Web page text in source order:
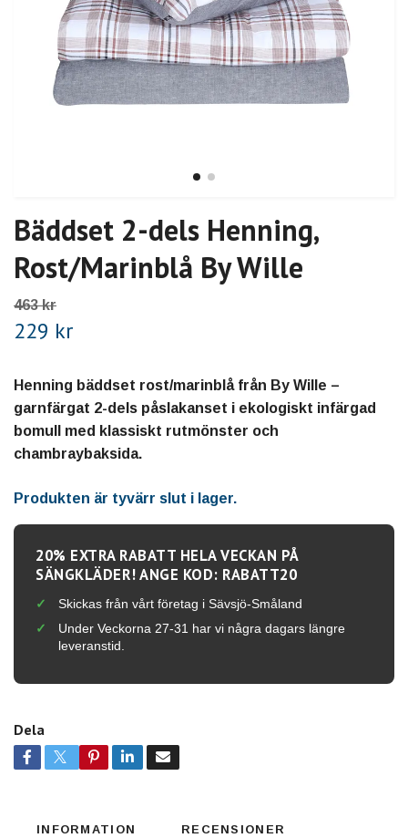
Bäddset 2-dels Henning,
Rost/Marinblå By Wille
463 kr
229 kr
Henning bäddset rost/marinblå från By Wille –
garnfärgat 2-dels påslakanset i ekologiskt infärgad
bomull med klassiskt rutmönster och
chambraybaksida.
Produkten är tyvärr slut i lager.
20% EXTRA RABATT HELA VECKAN PÅ
SÄNGKLÄDER! ANGE KOD: RABATT20
Skickas från vårt företag i Sävsjö-Småland
Under Veckorna 27-31 har vi några dagars längre
leveranstid.
Dela
INFORMATION RECENSIONER